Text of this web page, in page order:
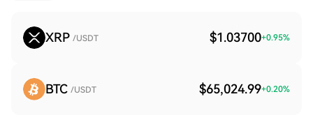
XRP /USDT $1.03700+0.95%
BTC /USDT $65,024.99+0.20%